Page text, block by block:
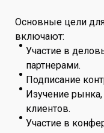
Основные цели
включают:
Участие в
партнерами.
Подписание
Изучение
клиентов.
Участие в